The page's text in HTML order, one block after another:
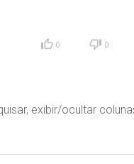
0
0
exibir/ocultar